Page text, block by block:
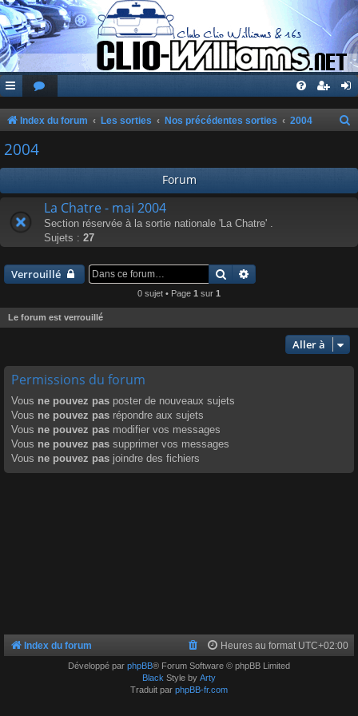
Index du forum Les sorties Nos précédentes sorties 2004
c
r
2004
Forum
La Chatre - mai 2004
Section réservée à la sortie nationale 'La Chatre' .
Sujets : 27
Verrouillé Rechercher
0 sujet • Page 1 sur 1
Le forum est verrouillé
Aller à
Permissions du forum
Vous ne pouvez pas poster de nouveaux sujets
Vous ne pouvez pas répondre aux sujets
Vous ne pouvez pas modifier vos messages
Vous ne pouvez pas supprimer vos messages
Vous ne pouvez pas joindre des fichiers
Index du forum Heures au format UTC+02:00
Développé par phpBB® Forum Software © phpBB Limited
Black Style by Arty
Traduit par phpBB-fr.com